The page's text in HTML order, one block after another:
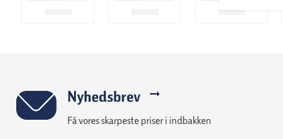
Nyhedsbrev
Få vores skarpeste priser i indbakken